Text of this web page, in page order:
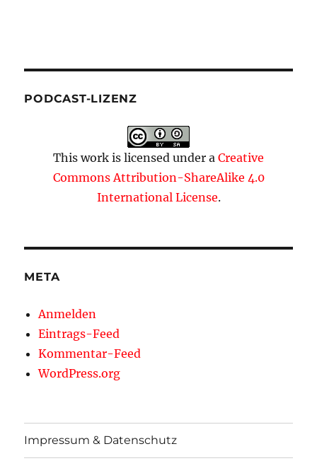
PODCAST-LIZENZ
This work is licensed under a Creative
Commons Attribution-ShareAlike 4.0
International License.
META
Anmelden
Eintrags-Feed
Kommentar-Feed
WordPress.org
Impressum & Datenschutz